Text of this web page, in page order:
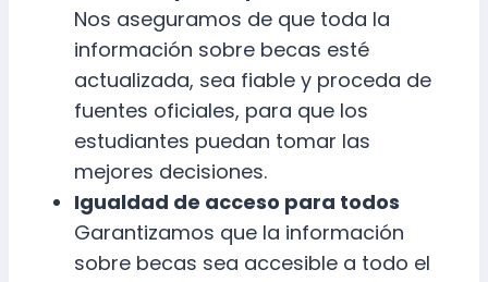
Nos aseguramos de que toda la
información sobre becas esté
actualizada, sea fiable y proceda de
fuentes oficiales, para que los
estudiantes puedan tomar las
mejores decisiones.
Igualdad de acceso para todos
Garantizamos que la información
sobre becas sea accesible a todo el